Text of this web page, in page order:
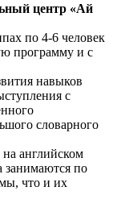
центр «Ай
по 4-6 человек
программу и с
навыков
с
словарного
английском
занимаются по
что и их